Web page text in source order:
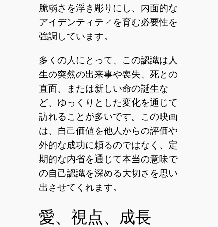
脆弱さを浮き彫りにし、内面的な
アイデンティティを育む必要性を
強調しています。
多くの人にとって、この認識は人
生の突然の出来事や喪失、死との
直面、または新しい命の誕生な
ど、ゆっくりとした変化を通じて
訪れることが多いです。この映画
は、自己価値を他人からの評価や
外的な成功に頼るのではなく、定
期的な内省を通じて本当の意味で
の自己認識を深める大切さを思い
出させてくれます。
愛、視点、成長